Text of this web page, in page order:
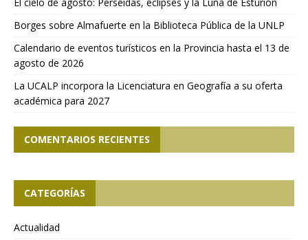
El cielo de agosto: Perseidas, eclipses y la Luna de Esturión
Borges sobre Almafuerte en la Biblioteca Pública de la UNLP
Calendario de eventos turísticos en la Provincia hasta el 13 de
agosto de 2026
La UCALP incorpora la Licenciatura en Geografía a su oferta
académica para 2027
COMENTARIOS RECIENTES
CATEGORÍAS
Actualidad